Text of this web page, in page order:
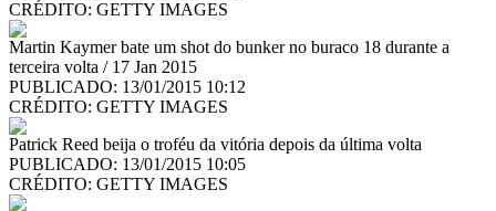
CRÉDITO: GETTY IMAGES
Martin Kaymer bate um shot do bunker no buraco 18 durante a
terceira volta / 17 Jan 2015
PUBLICADO: 13/01/2015 10:12
CRÉDITO: GETTY IMAGES
Patrick Reed beija o troféu da vitória depois da última volta
PUBLICADO: 13/01/2015 10:05
CRÉDITO: GETTY IMAGES